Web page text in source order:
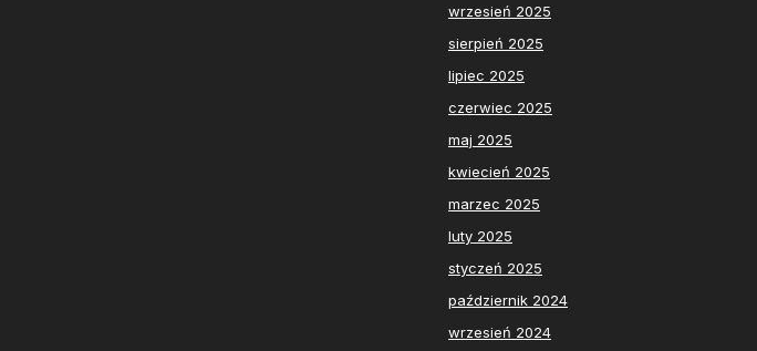
wrzesień 2025
sierpień 2025
lipiec 2025
czerwiec 2025
maj 2025
kwiecień 2025
marzec 2025
luty 2025
styczeń 2025
październik 2024
wrzesień 2024